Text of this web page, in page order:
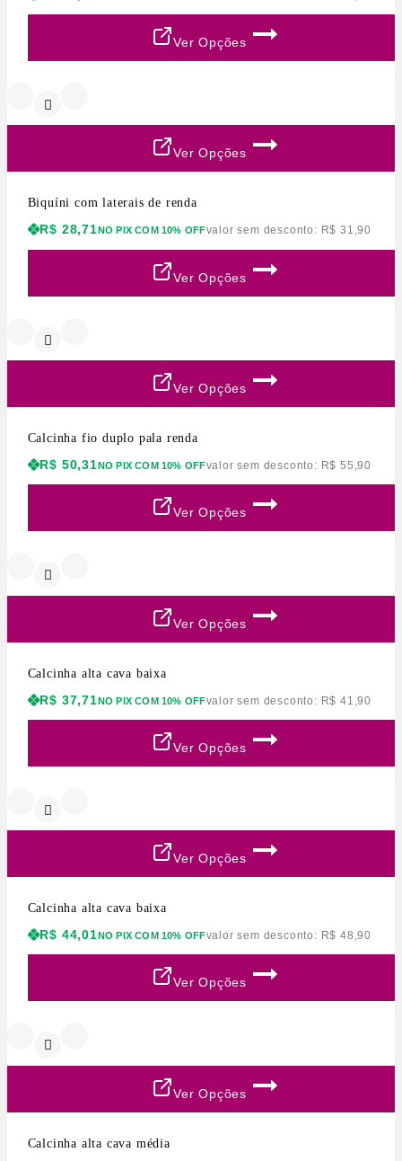
Ver Opções
Ver Opções
Biquíni com laterais de renda
R$ 28,71 NO PIX COM 10% OFFvalor sem desconto: R$ 31,90
Ver Opções
Ver Opções
Calcinha fio duplo pala renda
R$ 50,31NO PIX COM 10% OFFvalor sem desconto: R$ 55,90
Ver Opções
Ver Opções
Calcinha alta cava baixa
R$ 37,71NO PIX COM 10% OFFvalor sem desconto: R$ 41,90
Ver Opções
Ver Opções
Calcinha alta cava baixa
R$ 44,01 NO PIX COM 10% OFFvalor sem desconto: R$ 48,90
Ver Opções
Ver Opções
Calcinha alta cava média